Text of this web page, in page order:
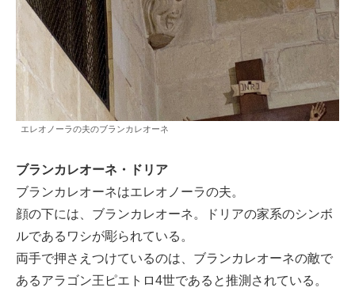
エレオノーラの夫のブランカレオーネ
ブランカレオーネ・ドリア
ブランカレオーネはエレオノーラの夫。
顔の下には、ブランカレオーネ。ドリアの家系のシンボ
ルであるワシが彫られている。
両手で押さえつけているのは、ブランカレオーネの敵で
あるアラゴン王ピエトロ4世であると推測されている。